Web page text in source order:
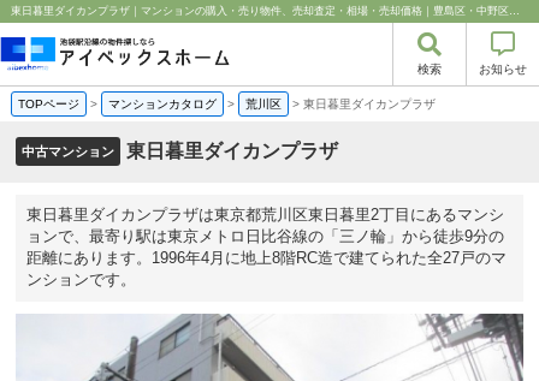
東日暮里ダイカンプラザ｜マンションの購入・売り物件、売却査定・相場・売却価格｜豊島区・中野区・新宿区の中古マンション・リノベーション情報なら池袋のアイベックスホーム！
検索 お知らせ
TOPページ > マンションカタログ > 荒川区 > 東日暮里ダイカンプラザ
中古マンション 東日暮里ダイカンプラザ
東日暮里ダイカンプラザは東京都荒川区東日暮里2丁目にあるマンシ
ョンで、最寄り駅は東京メトロ日比谷線の「三ノ輪」から徒歩9分の
距離にあります。1996年4月に地上8階RC造で建てられた全27戸のマ
ンションです。